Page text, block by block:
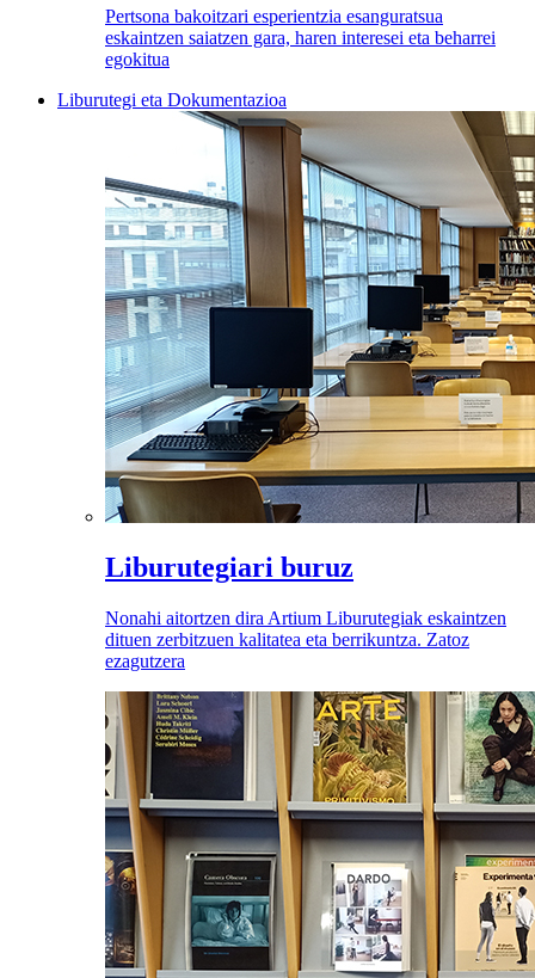
Pertsona bakoitzari esperientzia esanguratsua
eskaintzen saiatzen gara, haren interesei eta beharrei
egokitua
Liburutegi eta Dokumentazioa
Liburutegiari buruz
Nonahi aitortzen dira Artium Liburutegiak eskaintzen
dituen zerbitzuen kalitatea eta berrikuntza. Zatoz
ezagutzera